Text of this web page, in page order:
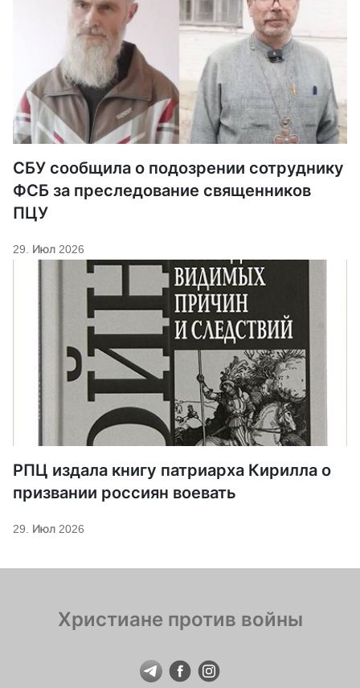
СБУ сообщила о подозрении сотруднику
ФСБ за преследование священников
ПЦУ
29. Июл 2026
РПЦ издала книгу патриарха Кирилла о
призвании россиян воевать
29. Июл 2026
Христиане против войны